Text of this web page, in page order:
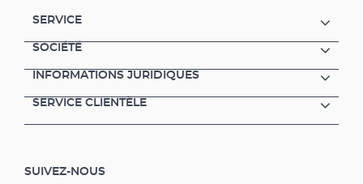
SERVICE
SOCIÉTÉ
INFORMATIONS JURIDIQUES
SERVICE CLIENTÈLE
SUIVEZ-NOUS